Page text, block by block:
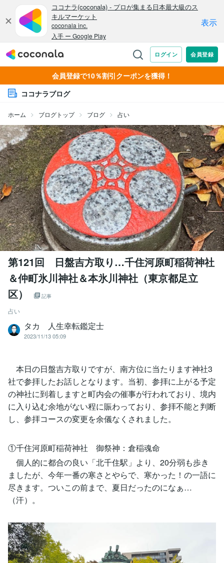
会員登録で10％割引クーポンを獲得！
ココナラブログ
ホーム ブログトップ ブログ 占い
第121回 日盤吉方取り…千住河原町稲荷神社
＆仲町氷川神社＆本氷川神社（東京都足立
区）
記事
占い
タカ 人生幸転鑑定士
2023/11/13 05:09
本日の日盤吉方取りですが、南方位に当たります神社3
社で参拝したお話しとなります。当初、参拝に上がる予定
の神社に到着しますと町内会の催事が行われており、境内
に入り込む余地がない程に賑わっており、参拝不能と判断
し、参拝コースの変更を余儀なくされました。
①千住河原町稲荷神社 御祭神：倉稲魂命
個人的に都合の良い「北千住駅」より、20分弱も歩き
ましたが、今年一番の寒さとやらで、寒かった！の一語に
尽きます。ついこの前まで、夏日だったのになぁ…
（汗）。